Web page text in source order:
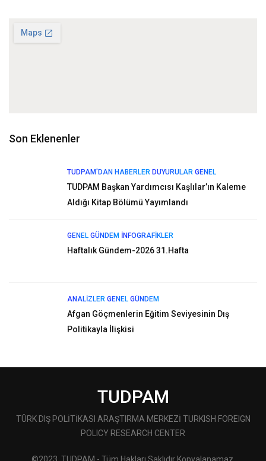
Son Eklenenler
TUDPAM'DAN HABERLER DUYURULAR GENEL
TUDPAM Başkan Yardımcısı Kaşlılar’ın Kaleme
Aldığı Kitap Bölümü Yayımlandı
GENEL GÜNDEM İNFOGRAFIKLER
Haftalık Gündem-2026 31.Hafta
ANALIZLER GENEL GÜNDEM
Afgan Göçmenlerin Eğitim Seviyesinin Dış
Politikayla İlişkisi
TUDPAM
TÜRK DIŞ POLİTİKASI ARAŞTIRMA MERKEZİ TURKISH FOREIGN
POLICY RESEARCH CENTER